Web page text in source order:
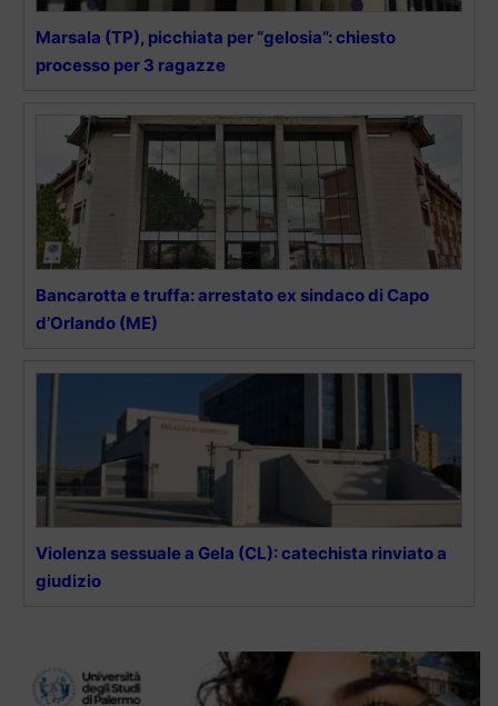
Marsala (TP), picchiata per “gelosia”: chiesto
processo per 3 ragazze
Bancarotta e truffa: arrestato ex sindaco di Capo
d’Orlando (ME)
Violenza sessuale a Gela (CL): catechista rinviato a
giudizio